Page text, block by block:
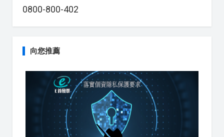
0800-800-402
向您推薦